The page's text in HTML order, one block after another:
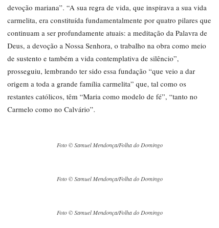
devoção mariana”. “A sua regra de vida, que inspirava a sua vida
carmelita, era constituída fundamentalmente por quatro pilares que
continuam a ser profundamente atuais: a meditação da Palavra de
Deus, a devoção a Nossa Senhora, o trabalho na obra como meio
de sustento e também a vida contemplativa de silêncio”,
prosseguiu, lembrando ter sido essa fundação “que veio a dar
origem a toda a grande família carmelita” que, tal como os
restantes católicos, têm “Maria como modelo de fé”, “tanto no
Carmelo como no Calvário”.
Foto © Samuel Mendonça/Folha do Domingo
Foto © Samuel Mendonça/Folha do Domingo
Foto © Samuel Mendonça/Folha do Domingo